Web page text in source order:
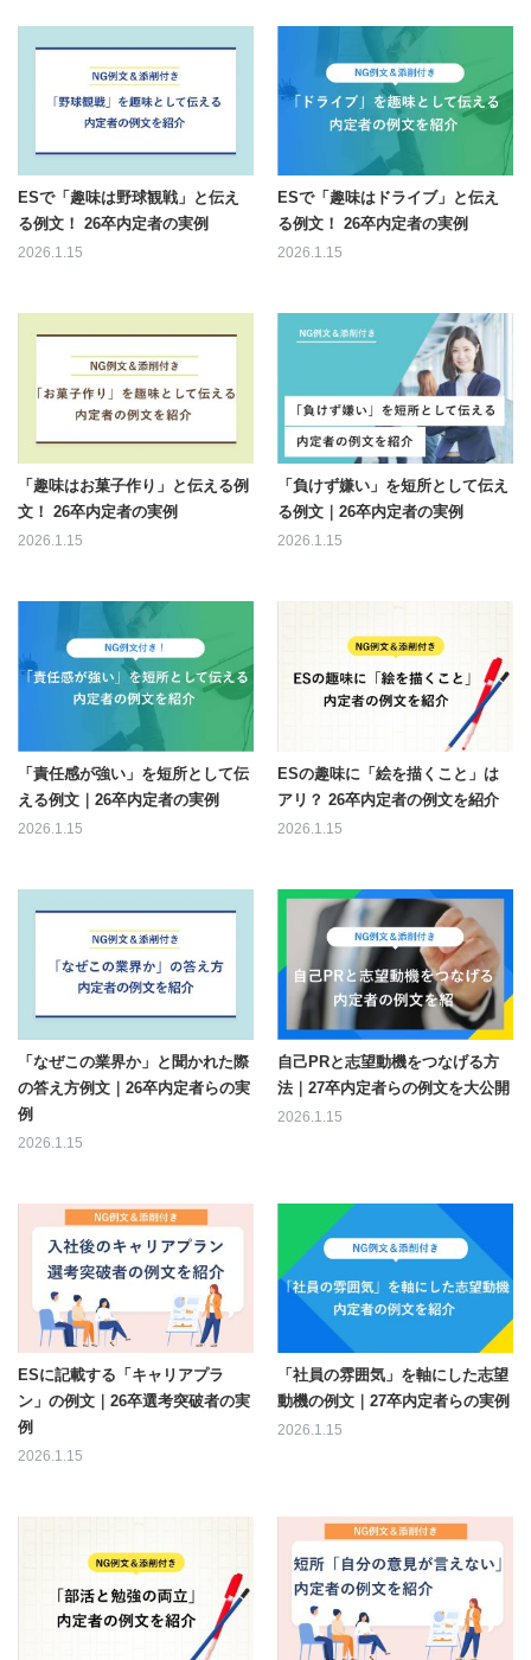
ESで「趣味は野球観戦」と伝え
る例文！ 26卒内定者の実例
2026.1.15
ESで「趣味はドライブ」と伝え
る例文！ 26卒内定者の実例
2026.1.15
「趣味はお菓子作り」と伝える例
文！ 26卒内定者の実例
2026.1.15
「負けず嫌い」を短所として伝え
る例文｜26卒内定者の実例
2026.1.15
「責任感が強い」を短所として伝
える例文｜26卒内定者の実例
2026.1.15
ESの趣味に「絵を描くこと」は
アリ？ 26卒内定者の例文を紹介
2026.1.15
「なぜこの業界か」と聞かれた際
の答え方例文｜26卒内定者らの実
例
2026.1.15
自己PRと志望動機をつなげる方
法｜27卒内定者らの例文を大公開
2026.1.15
ESに記載する「キャリアプラ
ン」の例文｜26卒選考突破者の実
例
2026.1.15
「社員の雰囲気」を軸にした志望
動機の例文｜27卒内定者らの実例
2026.1.15